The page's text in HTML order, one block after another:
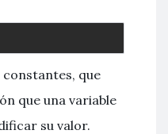
constantes, que
que una variable
su valor.